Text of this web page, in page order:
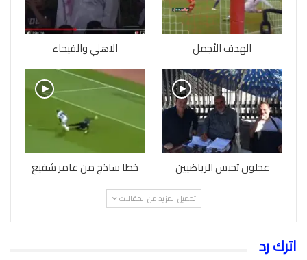
الهدف الأجمل الاهلي والفيحاء
عجلون تحبس الرياضيين خطا ساذج من عامر شفيع
تحميل المزيد من المقالات
اترك رد